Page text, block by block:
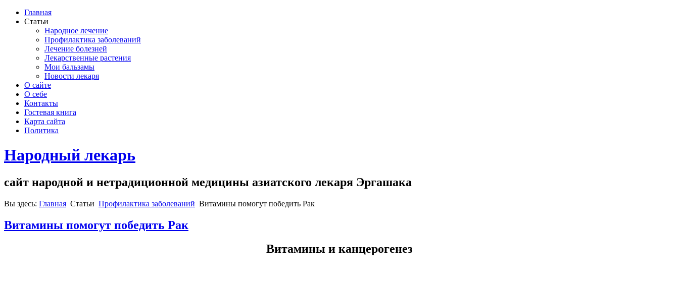
Главная
Статьи
Народное лечение
Профилактика заболеваний
Лечение болезней
Лекарственные растения
Мои бальзамы
Новости лекаря
О сайте
О себе
Контакты
Гостевая книга
Карта сайта
Политика
Народный лекарь
сайт народной и нетрадиционной медицины азиатского лекаря Эргашака
Вы здесь: Главная Статьи Профилактика заболеваний Витамины помогут победить Рак
Витамины помогут победить Рак
Витамины и канцерогенез